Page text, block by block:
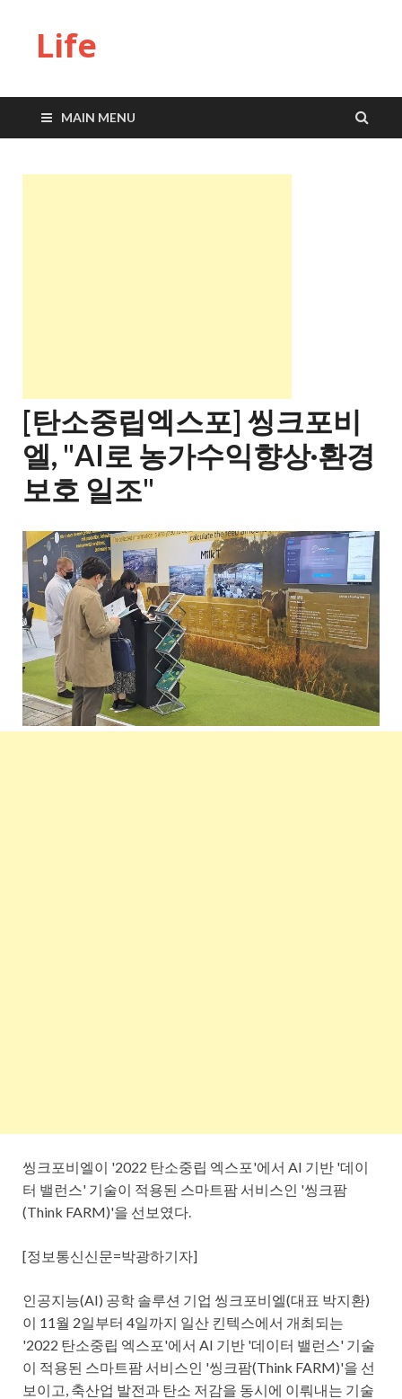
Life
MAIN MENU
[탄소중립엑스포] 씽크포비
엘, "AI로 농가수익향상·환경
보호 일조"
씽크포비엘이 '2022 탄소중립 엑스포'에서 AI 기반 '데이
터 밸런스' 기술이 적용된 스마트팜 서비스인 '씽크팜
(Think FARM)'을 선보였다.
[정보통신신문=박광하기자]
인공지능(AI) 공학 솔루션 기업 씽크포비엘(대표 박지환)
이 11월 2일부터 4일까지 일산 킨텍스에서 개최되는
'2022 탄소중립 엑스포'에서 AI 기반 '데이터 밸런스' 기술
이 적용된 스마트팜 서비스인 '씽크팜(Think FARM)'을 선
보이고, 축산업 발전과 탄소 저감을 동시에 이뤄내는 기술